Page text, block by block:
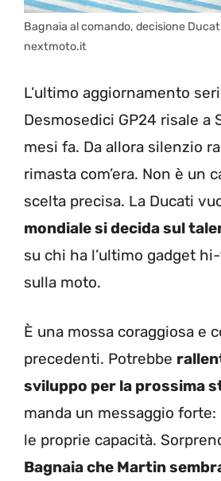
Bagnaia al comando, decisione
nextmoto.it
L’ultimo aggiornamento
Desmosedici GP24 risale a
mesi fa. Da allora silenzio
rimasta com’era. Non è un
scelta precisa. La Ducati
mondiale si decida sul
su chi ha l’ultimo gadget
sulla moto.
È una mossa coraggiosa e
precedenti. Potrebbe
sviluppo per la prossima
manda un messaggio
le proprie capacità.
Bagnaia che Martin